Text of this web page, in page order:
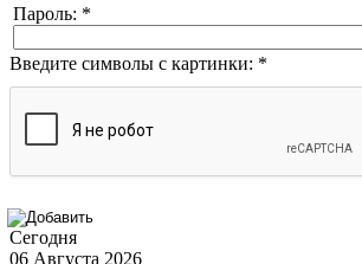
Пароль: *
Введите символы с картинки: *
Сегодня
06 Августа 2026